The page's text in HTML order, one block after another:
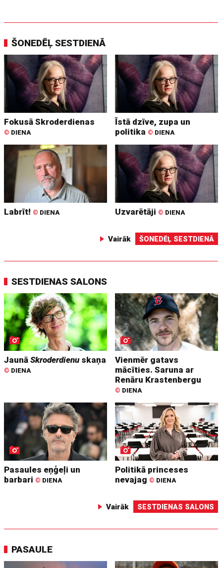
ŠONEDĒĻ SESTDIENĀ
Fokusā Skroderdienas
© DIENA
Īstā dzīve, zupa un
politika © DIENA
Labrīt! © DIENA Uzvarētāji © DIENA
Vairāk ŠONEDĒĻ SESTDIENĀ
SESTDIENAS SALONS
JaunāSkroderdienuskaņa
© DIENA
Vienmēr gatavs
mācīties. Saruna ar
Renāru Krastenbergu
© DIENA
Pasaules eņģeļi un
barbari © DIENA
Politikā princeses
nevajag © DIENA
Vairāk SESTDIENAS SALONS
PASAULE